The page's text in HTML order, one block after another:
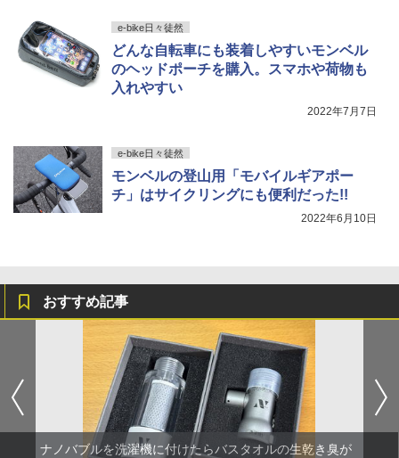
e-bike日々徒然
どんな自転車にも装着しやすいモンベル
のヘッドポーチを購入。スマホや荷物も
入れやすい
2022年7月7日
e-bike日々徒然
モンベルの登山用「モバイルギアポー
チ」はサイクリングにも便利だった!!
2022年6月10日
おすすめ記事
ナノバブルを洗濯機に付けたらバスタオルの生乾き臭が